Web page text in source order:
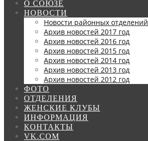
О СОЮЗЕ
НОВОСТИ
Новости районных отделений
Архив новостей 2017 год
Архив новостей 2016 год
Архив новостей 2015 год
Архив новостей 2014 год
Архив новостей 2013 год
Архив новостей 2012 год
ФОТО
ОТДЕЛЕНИЯ
ЖЕНСКИЕ КЛУБЫ
ИНФОРМАЦИЯ
КОНТАКТЫ
VK.COM